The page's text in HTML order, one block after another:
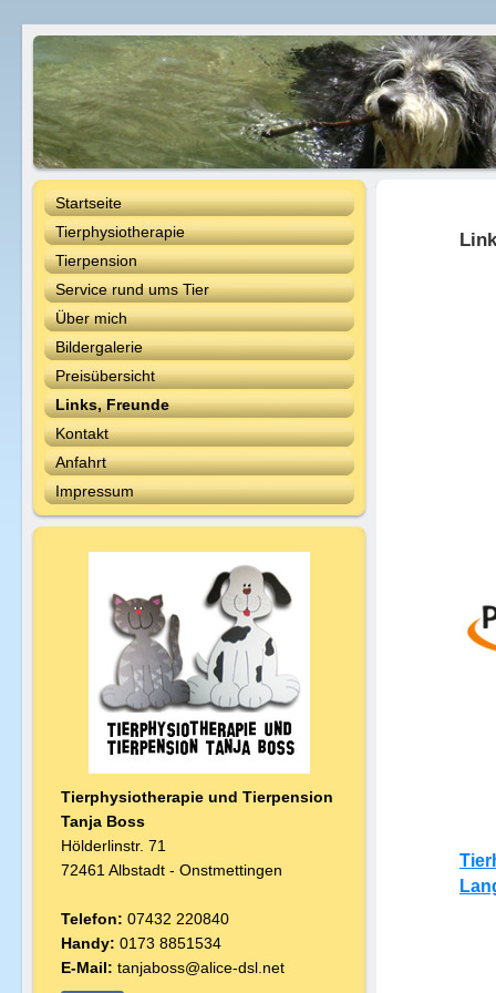
Startseite
Tierphysiotherapie
Tierpension
Service rund ums Tier
Über mich
Bildergalerie
Preisübersicht
Links, Freunde
Kontakt
Anfahrt
Impressum
Tierphysiotherapie und Tierpension
Tanja Boss
Hölderlinstr. 71
72461 Albstadt - Onstmettingen
Telefon: 07432 220840
Handy: 0173 8851534
E-Mail: tanjaboss@alice-dsl.net